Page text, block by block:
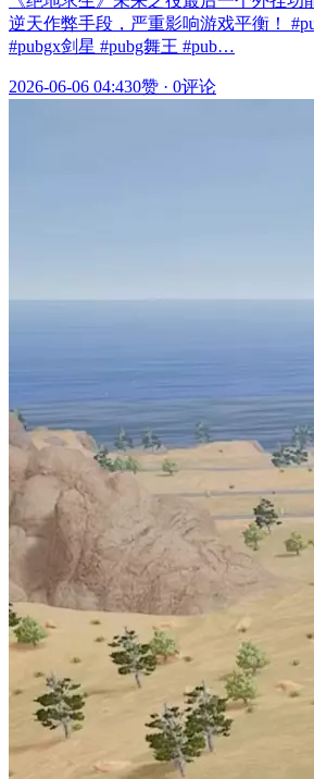
逆天作弊手段，严重影响游戏平衡！
#pubgx剑星 #pubg舞王 #pub…
2026-06-06 04:430赞 · 0评论